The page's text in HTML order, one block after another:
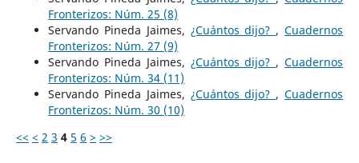
Fronterizos: Núm. 25 (8)
Servando Pineda Jaimes, ¿Cuántos dijo? ,Cuadernos
Fronterizos: Núm. 27 (9)
Servando Pineda Jaimes, ¿Cuántos dijo? ,Cuadernos
Fronterizos: Núm. 34 (11)
Servando Pineda Jaimes, ¿Cuántos dijo? ,Cuadernos
Fronterizos: Núm. 30 (10)
<< < 2 3 4 5 6 > >>